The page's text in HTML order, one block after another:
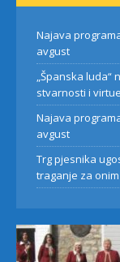
Najava
avgust
„Španska luda“
stvarnosti i
Najava
avgust
Trg pjesnika
traganje za